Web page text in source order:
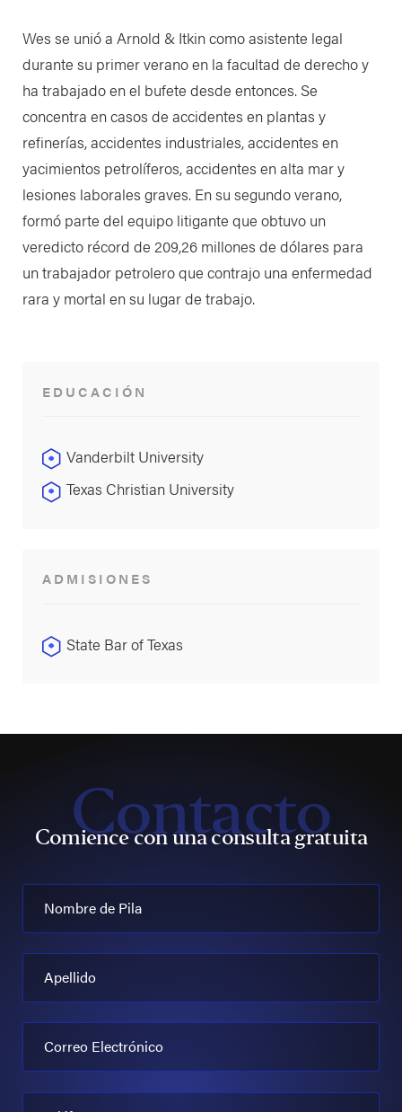
Wes se unió a Arnold & Itkin como asistente legal
durante su primer verano en la facultad de derecho y
ha trabajado en el bufete desde entonces. Se
concentra en casos de accidentes en plantas y
refinerías, accidentes industriales, accidentes en
yacimientos petrolíferos, accidentes en alta mar y
lesiones laborales graves. En su segundo verano,
formó parte del equipo litigante que obtuvo un
veredicto récord de 209,26 millones de dólares para
un trabajador petrolero que contrajo una enfermedad
rara y mortal en su lugar de trabajo.
EDUCACIÓN
Vanderbilt University
Texas Christian University
ADMISIONES
State Bar of Texas
Contacto
Comience con una consulta gratuita
Nombre de Pila
Apellido
Correo Electrónico